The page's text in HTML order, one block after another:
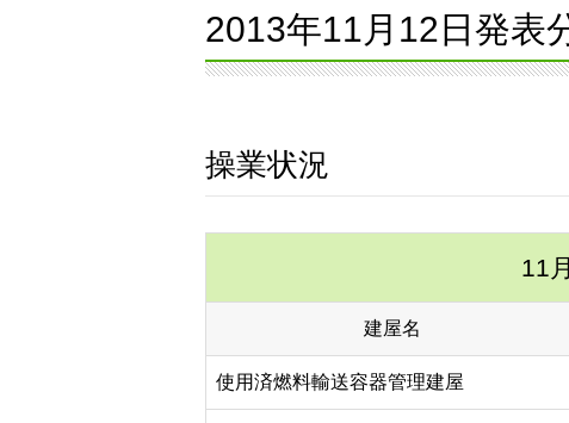
2013年11月12日発表
操業状況
11
建屋名
使用済燃料輸送容器管理建屋